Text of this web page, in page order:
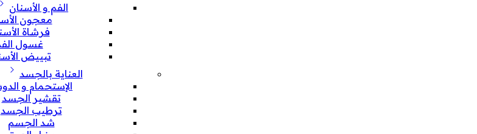
الفم و الأسنان
معجون
فرشاة
غسول
تبييض
العناية بالجسد
الإستحمام و
تقشير الجسد
ترطيب الجسد
شد الجسم